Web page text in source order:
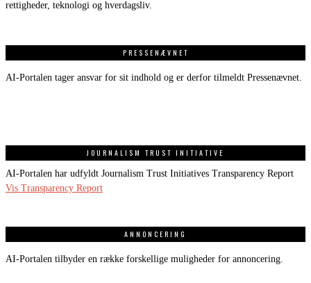
rettigheder, teknologi og hverdagsliv.
PRESSENÆVNET
AI-Portalen tager ansvar for sit indhold og er derfor tilmeldt Pressenævnet.
JOURNALISM TRUST INITIATIVE
AI-Portalen har udfyldt Journalism Trust Initiatives Transparency Report
Vis Transparency Report
ANNONCERING
AI-Portalen tilbyder en række forskellige muligheder for annoncering.